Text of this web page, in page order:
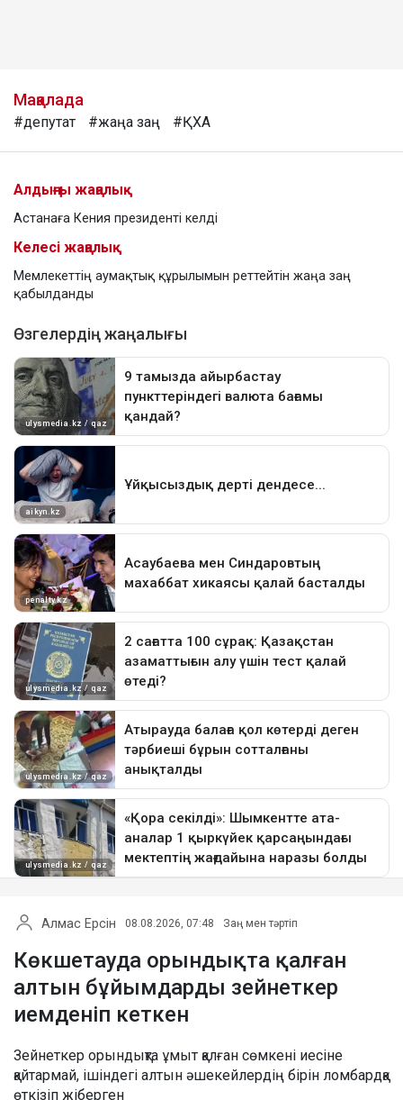
Мақалада
#депутат #жаңа заң #ҚХА
Алдыңғы жаңалық
Астанаға Кения президенті келді
Келесі жаңалық
Мемлекеттің аумақтық құрылымын реттейтін жаңа заң
қабылданды
Алмас Ерсін 08.08.2026, 07:48 Заң мен тәртіп
Көкшетауда орындықта қалған
алтын бұйымдарды зейнеткер
иемденіп кеткен
Зейнеткер орындықта ұмыт қалған сөмкені иесіне
қайтармай, ішіндегі алтын әшекейлердің бірін ломбардқа
өткізіп жіберген